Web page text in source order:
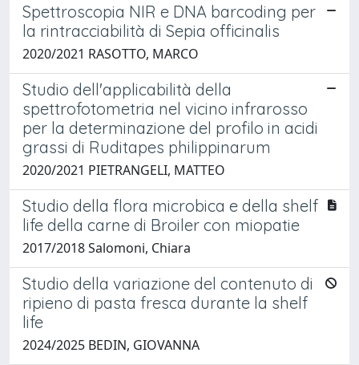
Spettroscopia NIR e DNA barcoding per
la rintracciabilità di Sepia officinalis
2020/2021 RASOTTO, MARCO
Studio dell'applicabilità della
spettrofotometria nel vicino infrarosso
per la determinazione del profilo in acidi
grassi di Ruditapes philippinarum
2020/2021 PIETRANGELI, MATTEO
Studio della flora microbica e della shelf
life della carne di Broiler con miopatie
2017/2018 Salomoni, Chiara
Studio della variazione del contenuto di
ripieno di pasta fresca durante la shelf
life
2024/2025 BEDIN, GIOVANNA